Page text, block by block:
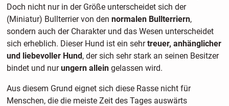
Doch nicht nur in der Größe unterscheidet sich der
(Miniatur) Bullterrier von den normalen Bullterriern,
sondern auch der Charakter und das Wesen unterscheidet
sich erheblich. Dieser Hund ist ein sehrtreuer, anhänglicher
und liebevoller Hund, der sich sehr stark an seinen Besitzer
bindet und nurungern alleingelassen wird.
Aus diesem Grund eignet sich diese Rasse nicht für
Menschen, die die meiste Zeit des Tages auswärts